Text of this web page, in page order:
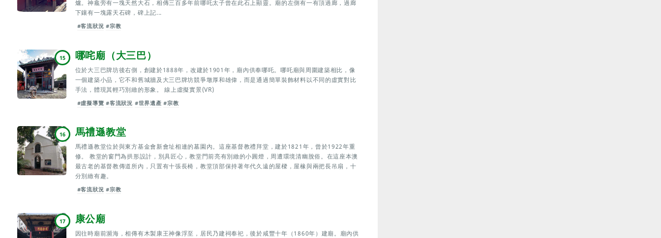
爐。神龕旁有一塊天然大石，相傳三百多年前哪吒太子曾在此石上顯靈。廟的左側有一有頂過廊，過廊
下鑲有一塊露天石碑，碑上記...
#客流狀況 #宗教
15 哪咤廟（大三巴）
位於大三巴牌坊後右側，創建於1888年，改建於1901年，廟內供奉哪吒。哪吒廟與周圍建築相比，像
一個建築小品，它不和舊城牆及大三巴牌坊競爭墩厚和雄偉，而是通過簡單裝飾材料以不同的虛實對比
手法，體現其輕巧別緻的形象。 線上虛擬實景(VR)
#虛擬導覽 #客流狀況 #世界遺產 #宗教
16 馬禮遜教堂
馬禮遜教堂位於與東方基金會新會址相連的墓園內。這座基督教禮拜堂，建於1821年，曾於1922年重
修。 教堂的窗門為拱形設計，別具匠心，教堂門前亮有別緻的小圓燈，周遭環境清幽脫俗。在這座本澳
最古老的基督教傳道所內，只置有十張長椅，教堂頂部保持著年代久遠的屋樑，屋椽與兩把長吊扇，十
分別緻有趣。
#客流狀況 #宗教
17 康公廟
因往時廟前瀕海，相傳有木製康王神像浮至，居民乃建祠奉祀，後於咸豐十年（1860年）建廟。廟內供